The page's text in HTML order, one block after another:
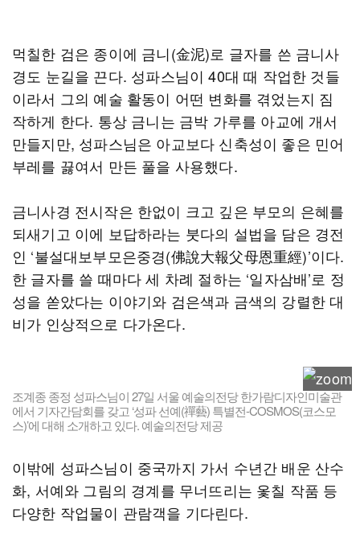
먹칠한 검은 종이에 금니(金泥)로 글자를 쓴 금니사
경도 눈길을 끈다. 성파스님이 40대 때 작업한 것들
이라서 그의 예술 활동이 어떤 변화를 겪었는지 짐
작하게 한다. 통상 금니는 금박 가루를 아교에 개서
만들지만, 성파스님은 아교보다 신축성이 좋은 민어
부레를 끓여서 만든 풀을 사용했다.
금니사경 전시작은 한없이 크고 깊은 부모의 은혜를
되새기고 이에 보답하라는 붓다의 설법을 담은 경전
인 ‘불설대보부모은중경(佛說大報父母恩重經)’이다.
한 글자를 쓸 때마다 세 차례 절하는 ‘일자삼배’로 정
성을 쏟았다는 이야기와 검은색과 금색의 강렬한 대
비가 인상적으로 다가온다.
조계종 종정 성파스님이 27일 서울 예술의전당 한가람디자인미술관
에서 기자간담회를 갖고 ‘성파 선예(禪藝) 특별전-COSMOS(코스모
스)’에 대해 소개하고 있다. 예술의전당 제공
이밖에 성파스님이 중국까지 가서 수년간 배운 산수
화, 서예와 그림의 경계를 무너뜨리는 옻칠 작품 등
다양한 작업물이 관람객을 기다린다.